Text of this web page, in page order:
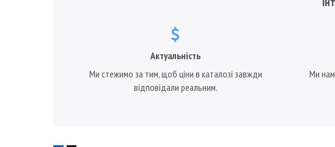
Актуальність
Ми стежимо за тим, щоб ціни в каталозі завжди
відповідали реальним.
Ми